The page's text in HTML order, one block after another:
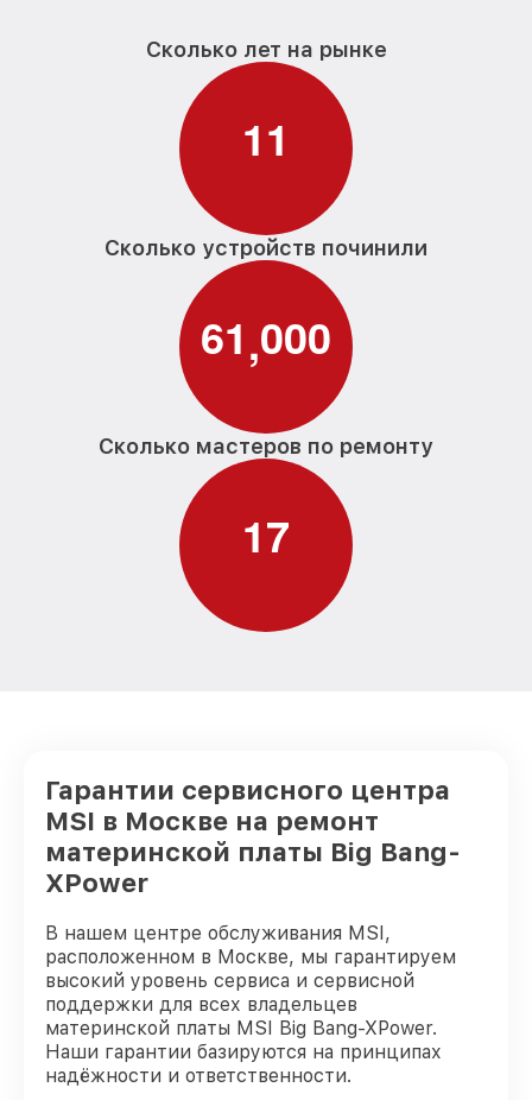
Сколько лет на рынке
11
Сколько устройств починили
61,000
Сколько мастеров по ремонту
17
Гарантии сервисного центра
MSI в Москве на ремонт
материнской платы Big Bang-
XPower
В нашем центре обслуживания MSI,
расположенном в Москве, мы гарантируем
высокий уровень сервиса и сервисной
поддержки для всех владельцев
материнской платы MSI Big Bang-XPower.
Наши гарантии базируются на принципах
надёжности и ответственности.